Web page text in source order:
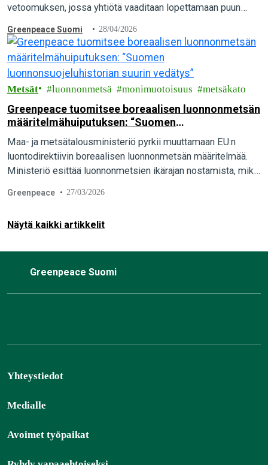
vetoomuksen, jossa yhtiötä vaaditaan lopettamaan puun
toimittivat vetoomuksen yhtiön pääkonttorille Espooseen
luovalla…
Greenpeace Suomi 28/04/2026
Metsät luonnonmetsä monimuotoisuus metsäkato
Greenpeace tuomitsee boreaalisen luonnonmetsän
määritelmähuiputuksen: “Suomen
luonnonsuojeluhistorian suurin vedätys”
Maa- ja metsätalousministeriö pyrkii muuttamaan EU:n
luontodirektiivin boreaalisen luonnonmetsän määritelmää.
Ministeriö esittää luonnonmetsien ikärajan nostamista, mikä
ulkopuolelle.
Greenpeace 27/03/2026
Näytä kaikki artikkelit
Greenpeace Suomi
Yhteystiedot
Medialle
Avoimet työpaikat